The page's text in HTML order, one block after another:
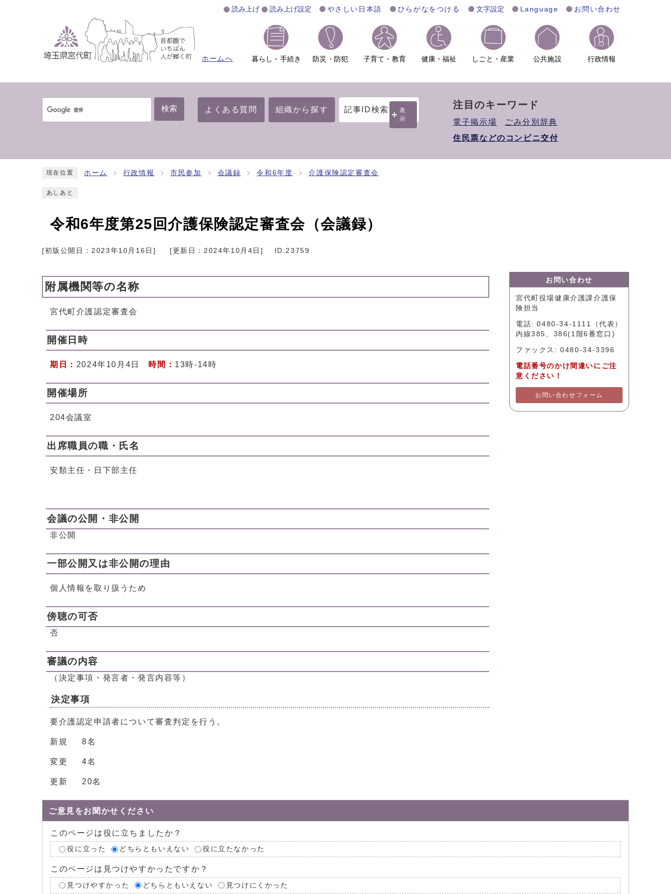
読み上げ 読み上げ設定 やさしい日本語 ひらがなをつける 文字設定 Language お問い合わせ
ホームへ 暮らし・手続き 防災・防犯 子育て・教育 健康・福祉 しごと・産業 公共施設 行政情報
検索 よくある質問 組織から探す 記事ID検索
表
示
注目のキーワード
電子掲示場
ごみ分別辞典
住民票などのコンビニ交付
現在位置 ホーム 行政情報 市民参加 会議録 令和6年度 介護保険認定審査会
あしあと
令和6年度第25回介護保険認定審査会（会議録）
[初版公開日：2023年10月16日 ] [更新日：2024年10月4日] ID:23759
附属機関等の名称
宮代町介護認定審査会
開催日時
期日： 2024年10月4日 時間： 13時-14時
開催場所
204会議室
出席職員の職・氏名
安類主任・日下部主任
会議の公開・非公開
非公開
一部公開又は非公開の理由
個人情報を取り扱うため
傍聴の可否
否
審議の内容
（決定事項・発言者・発言内容等）
決定事項
要介護認定申請者について審査判定を行う。
新規 8名
変更 4名
更新 20名
お問い合わせ
宮代町役場健康介護課介護保
険担当
電話: 0480-34-1111（代表）
内線385、386(1階6番窓口)
ファックス: 0480-34-3396
電話番号のかけ間違いにご注
意ください！
お問い合わせフォーム
ご意見をお聞かせください
このページは役に立ちましたか？
役に立った どちらともいえない 役に立たなかった
このページは見つけやすかったですか？
見つけやすかった どちらともいえない 見つけにくかった